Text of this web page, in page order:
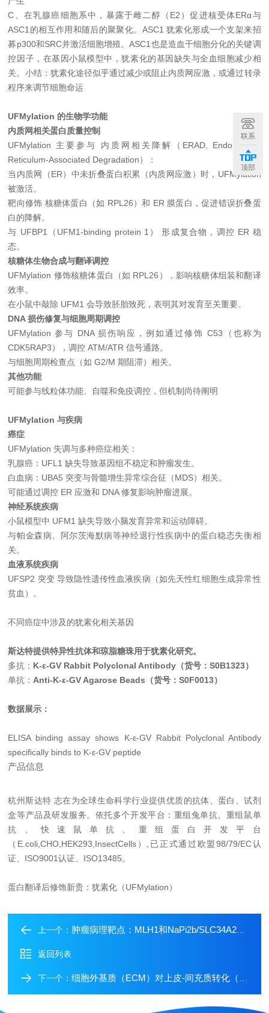
C、在乳腺癌细胞系中，暴露于雌二醇（E2）促进核受体ERα与
ASC1的相互作用和随后的聚聚化。ASC1 犹素化形成一个支架来招
募p300和SRC并激活细胞增殖。ASC1也是造血干细胞分化的关键调
控因子，在基因小鼠模型中，犹素化的基因缺失与全血细胞减少相
关。小结：犹素化途径似乎通过减少或阻止内质网应激，或通过转录
程序来调节细胞命运
UFMylation 的生物学功能
内质网相关蛋白质量控制
UFMylation 主要参与 内质网相关降解（ERAD, Endoplasmic
Reticulum-Associated Degradation）：
当内质网（ER）中未折叠蛋白积累（内质网应激）时，UFMylation
被激活。
靶向修饰 核糖体蛋白（如 RPL26）和 ER 膜蛋白，促进错误折叠蛋
白的降解。
与 UFBP1（UFM1-binding protein 1） 形成复合物，调控 ER 稳
态。
核糖体生物合成与翻译调控
UFMylation 修饰核糖体蛋白（如 RPL26），影响核糖体组装和翻译
效率。
在小鼠中敲除 UFM1 会导致胚胎致死，表明其对发育至关重要。
DNA 损伤修复与细胞周期调控
UFMylation 参与 DNA 损伤响应，例如通过修饰 C53（也称为
CDK5RAP3），调控 ATM/ATR 信号通路。
与细胞周期检查点（如 G2/M 期阻滞）相关。
其他功能
可能参与线粒体功能、自噬和免疫调控，但机制尚待阐明
UFMylation 与疾病
癌症
UFMylation 失调与多种癌症相关：
乳腺癌：UFL1 缺失导致基因组不稳定和肿瘤发生。
白血病：UBA5 突变与骨髓增生异常综合征（MDS）相关。
可能通过调控 ER 应激和 DNA 修复影响肿瘤进展。
神经系统疾病
小鼠模型中 UFM1 缺失导致小脑发育异常和运动障碍。
与帕金森病、阿尔茨海默病等神经退行性疾病中的蛋白稳态失衡相
关。
血液系统疾病
UFSP2 突变 导致隐性遗传性血液疾病（如先天性红细胞生成异常性
贫血）。
不同癌症中涉及的犹素化相关基因
斯达特提供特异性抗体和琼脂糖珠用于犹素化研究。
多抗： K-ε-GV Rabbit Polyclonal Antibody（货号：S0B1323）
单抗： Anti-K-ε-GV Agarose Beads（货号：S0F0013）
数据展示：
ELISA binding assay shows K-ε-GV Rabbit Polyclonal Antibody
specifically binds to K-ε-GV peptide
产品信息
杭州斯达特 志在为全球生命科学行业提供优质的抗体、蛋白、试剂
盒等产品及研发服务。依托多个开发平台：重组兔单抗、重组鼠单
抗、快速鼠单抗、重组蛋白开发平台
（E.coli,CHO,HEK293,InsectCells）,已正式通过欧盟98/79/EC认
证、ISO9001认证、ISO13485。
蛋白翻译后修饰新贵：犹素化（UFMylation）
上一个： 肿瘤病理靶点：MLH1和NaPi2b/SLC34A2解析
返回列表
下一个：细胞外基质（ECM）对上皮-间充质转化（EMT）作用影响解析
联系
顶部